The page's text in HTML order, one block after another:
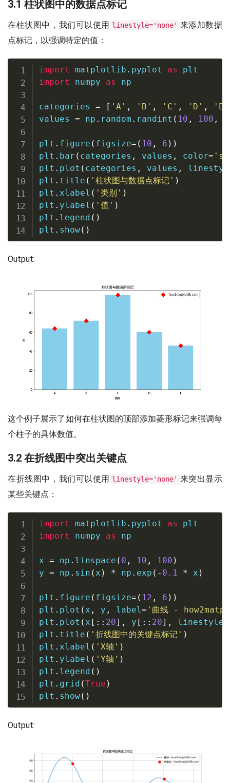
3.1 柱状图中的数据点标记
在柱状图中，我们可以使用 linestyle='none' 来添加数据
点标记，以强调特定的值：
import matplotlib . pyplot as
import numpy as np
categories = [ 'A' , 'B' , 'C' , 'D' , 'E'
values = np . random . randint ( 10 , 100 ,
plt . figure ( figsize= ( 10 , 6 ) )
plt . bar ( categories , values , color=
plt . plot ( categories , values ,
plt . title ( '柱状图与数据点标记' )
plt . xlabel ( '类别' )
plt . ylabel ( '值' )
plt . legend ( )
plt . show( )
Output:
这个例子展示了如何在柱状图的顶部添加菱形标记来强调每
个柱子的具体数值。
3.2 在折线图中突出关键点
在折线图中，我们可以使用 linestyle='none' 来突出显示
某些关键点：
import matplotlib . pyplot as
import numpy as np
x = np . linspace ( 0 , 10 , 100 )
y = np . sin ( x ) * np . exp ( - 0.1 * x )
plt . figure ( figsize= ( 12 , 6 ) )
plt . plot ( x , y , label = '曲线 -
plt . plot ( x [ : : 20] , y [ : : 20] , linestyle
plt . title ( '折线图中的关键点标记' )
plt . xlabel ( 'X轴' )
plt . ylabel ( 'Y轴' )
plt . legend ( )
plt . grid (True )
plt . show( )
Output: